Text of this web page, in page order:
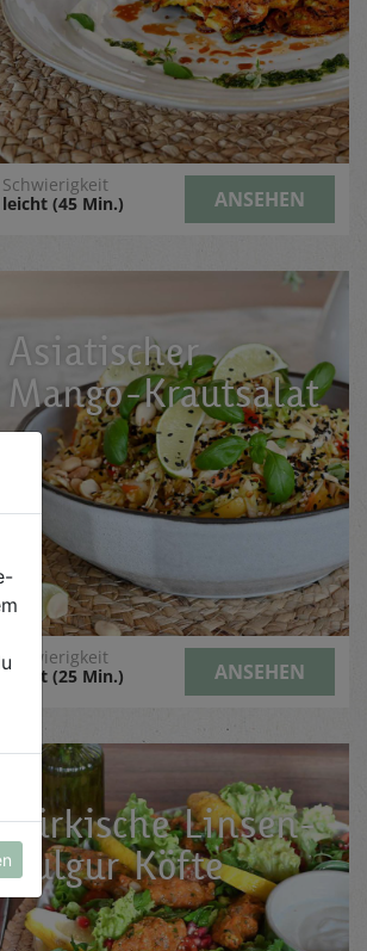
Schwierigkeit
leicht (45 Min.)
ANSEHEN
Asiatischer
Mango-Krautsalat
Schwierigkeit
leicht (25 Min.)
ANSEHEN
Türkische Linsen-
Bulgur Köfte